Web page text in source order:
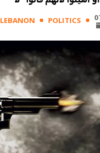
LEBANON POLITICS